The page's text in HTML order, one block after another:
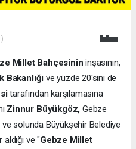
Millet Bahçesinin inşasının,
Bakanlığı ve yüzde 20'sini de
tarafından karşılamasına
Zinnur Büyükgöz, Gebze
solunda Büyükşehir Belediye
aldığı ve "Gebze Millet